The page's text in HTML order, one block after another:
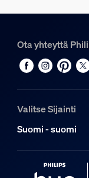
Ota yhteyttä
Valitse Sijainti
Suomi - suomi